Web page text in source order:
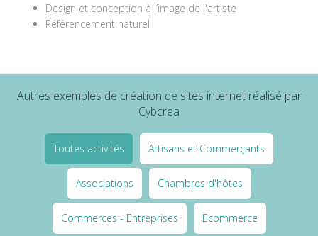
Design et conception à l’image de l'artiste
Référencement naturel
Autres exemples de création de sites internet réalisé par
Cybcrea
Toutes activités Artisans et Commerçants
Associations Chambres d'hôtes
Commerces - Entreprises Ecommerce